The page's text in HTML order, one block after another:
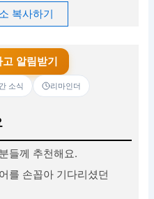
복사하기
알림받기
소식 리마인더
들께 추천해요.
를 손꼽아 기다리셨던